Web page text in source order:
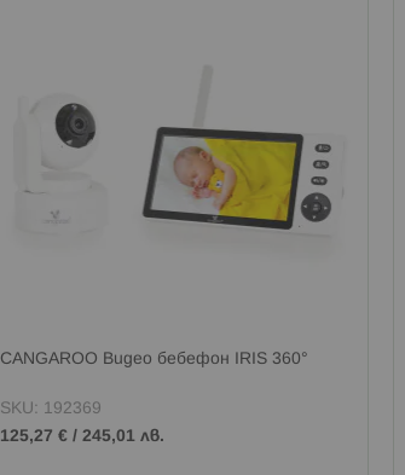
CANGAROO Видео бебефон IRIS 360°
SKU: 192369
125,27 € / 245,01 лв.